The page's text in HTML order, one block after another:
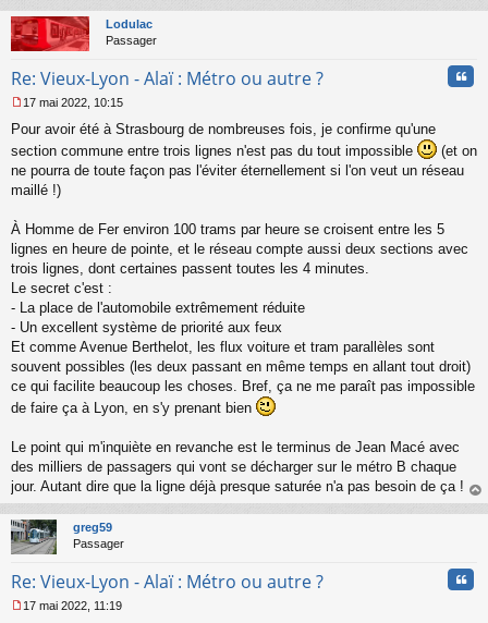
u
Lodulac
Passager
Re: Vieux-Lyon - Alaï : Métro ou autre ?
e
s
a
g
n
o
n
l
u
17 mai 2022, 10:15
Pour avoir été à Strasbourg de nombreuses fois, je confirme qu'une
section commune entre trois lignes n'est pas du tout impossible
(et on
ne pourra de toute façon pas l'éviter éternellement si l'on veut un réseau
maillé !)
À Homme de Fer environ 100 trams par heure se croisent entre les 5
lignes en heure de pointe, et le réseau compte aussi deux sections avec
trois lignes, dont certaines passent toutes les 4 minutes.
Le secret c'est :
- La place de l'automobile extrêmement réduite
- Un excellent système de priorité aux feux
Et comme Avenue Berthelot, les flux voiture et tram parallèles sont
souvent possibles (les deux passant en même temps en allant tout droit)
ce qui facilite beaucoup les choses. Bref, ça ne me paraît pas impossible
de faire ça à Lyon, en s'y prenant bien
Le point qui m'inquiète en revanche est le terminus de Jean Macé avec
des milliers de passagers qui vont se décharger sur le métro B chaque
jour. Autant dire que la ligne déjà presque saturée n'a pas besoin de ça !
au
greg59
Passager
Re: Vieux-Lyon - Alaï : Métro ou autre ?
17 mai 2022, 11:19